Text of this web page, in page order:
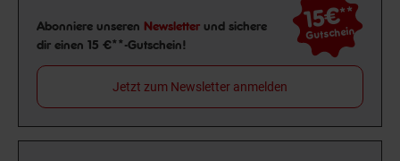
Newsletter Anmeldung
Abonniere unseren Newsletter und sichere
dir einen 15 €**-Gutschein!
15€**
Gutschein
Jetzt zum Newsletter anmelden